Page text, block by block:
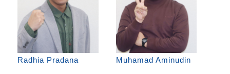
Radhia Pradana Muhamad Aminudin